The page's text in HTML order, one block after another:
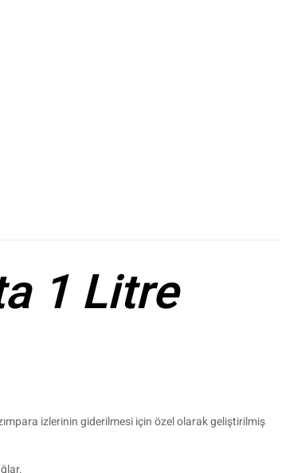
1 Litre
izlerinin giderilmesi için özel olarak geliştirilmiş